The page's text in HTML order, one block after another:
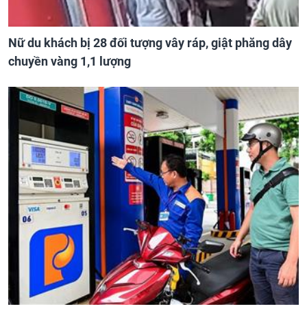
Nữ du khách bị 28 đối tượng vây ráp, giật phăng dây
chuyền vàng 1,1 lượng